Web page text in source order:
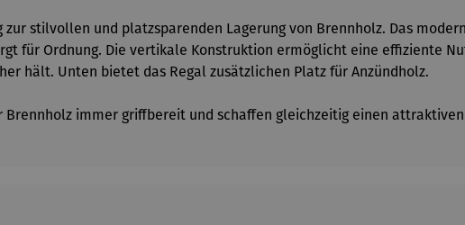
stilvollen und platzsparenden Lagerung von Brennholz. Das
für Ordnung. Die vertikale Konstruktion ermöglicht eine effiziente
hält. Unten bietet das Regal zusätzlichen Platz für Anzündholz.
immer griffbereit und schaffen gleichzeitig einen